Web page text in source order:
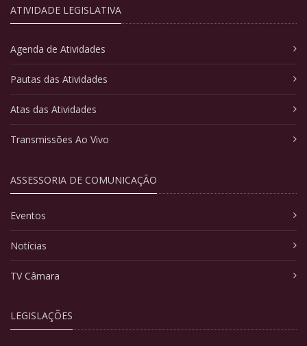
ATIVIDADE LEGISLATIVA
Agenda de Atividades
Pautas das Atividades
Atas das Atividades
Transmissões Ao Vivo
ASSESSORIA DE COMUNICAÇÃO
Eventos
Notícias
TV Câmara
LEGISLAÇÕES